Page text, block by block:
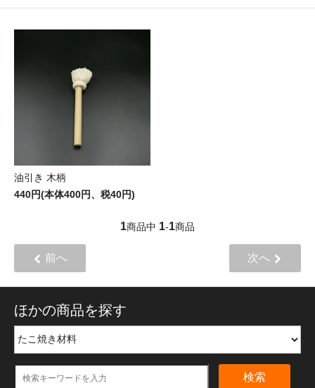
油引き 木柄
440円(本体400円、税40円)
1商品中 1-1商品
前へ 次へ
ほかの商品を探す
検索